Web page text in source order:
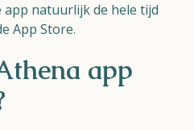
Play Store
natuurlijk de hele tijd
App Store.
app